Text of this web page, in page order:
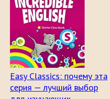
Easy Classics: почему эта
серия — лучший выбор